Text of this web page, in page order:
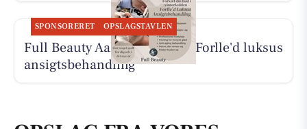
SPONSORERET OPSLAGSTAVLEN
Full Beauty Aalborg tilbyder Forlle'd luksus
ansigtsbehandling